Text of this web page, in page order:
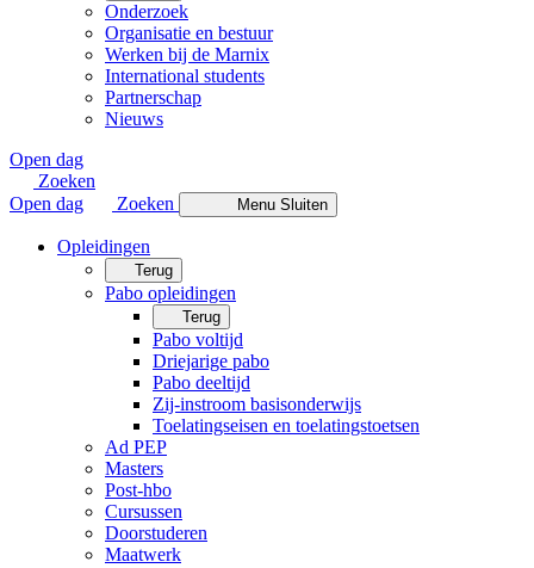
Onderzoek
Organisatie en bestuur
Werken bij de Marnix
International students
Partnerschap
Nieuws
Open dag
Zoeken
Open dag
Zoeken Menu Sluiten
Opleidingen
Terug
Pabo opleidingen
Terug
Pabo voltijd
Driejarige pabo
Pabo deeltijd
Zij-instroom basisonderwijs
Toelatingseisen en toelatingstoetsen
Ad PEP
Masters
Post-hbo
Cursussen
Doorstuderen
Maatwerk